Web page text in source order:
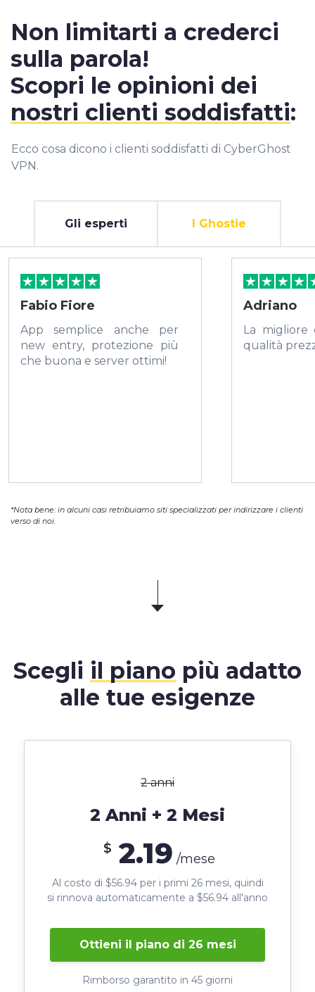
Non limitarti a crederci
sulla parola!
Scopri le opinioni dei
nostri clienti soddisfatti:
Ecco cosa dicono i clienti soddisfatti di CyberGhost
VPN.
Gli esperti I Ghostie
Fabio Fiore
App semplice anche per
new entry, protezione più
che buona e server ottimi!
Adriano
La migliore
qualità
*Nota bene: in alcuni casi retribuiamo siti specializzati per indirizzare i clienti
verso di noi.
Scegli il piano più adatto
alle tue esigenze
2 anni
2 Anni + 2 Mesi
$ 2.19 /mese
Al costo di $56.94 per i primi 26 mesi, quindi
si rinnova automaticamente a $56.94 all'anno
Ottieni il piano di 26 mesi
Rimborso garantito in 45 giorni